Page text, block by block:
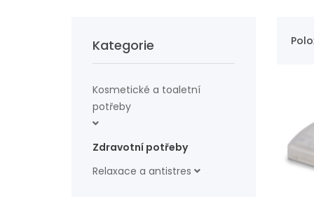
Kategorie
Kosmetické a toaletní
potřeby
Zdravotní potřeby
Relaxace a antistres